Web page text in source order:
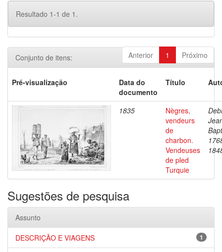
Resultado 1-1 de 1.
Anterior 1 Próximo
Conjunto de itens:
Pré-visualização
Data do
documento
Título
1835
Nègres,
vendeurs
de
charbon.
Vendeuses
de pled
Turquie
Sugestões de pesquisa
Assunto
1
DESCRIÇÃO E VIAGENS